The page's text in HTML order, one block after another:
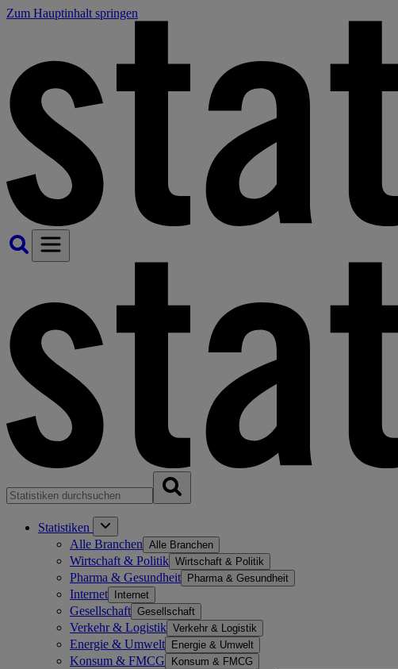
Zum Hauptinhalt springen
Statistiken
Alle Branchen Alle Branchen
Wirtschaft & Politik Wirtschaft & Politik
Pharma & Gesundheit Pharma & Gesundheit
Internet Internet
Gesellschaft Gesellschaft
Verkehr & Logistik Verkehr & Logistik
Energie & Umwelt Energie & Umwelt
Konsum & FMCG Konsum & FMCG